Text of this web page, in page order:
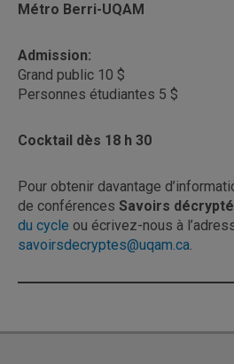
Métro Berri-UQAM
Admission:
Grand public 10 $
Personnes étudiantes 5 $
Cocktail dès 18 h 30
Pour obtenir davantage
de conférences Savoirs
du cycle ou écrivez-nous à
savoirsdecryptes@uqam.ca.